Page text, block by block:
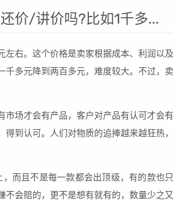
价/讲价吗?比如1千多...
右。这个价格是卖家根据成本、利润以及
多元降到两百多元，难度较大。不过，卖
市场才会有产品，客户对产品有认可才会有
到认可。人们对物质的追捧越来越狂热，
而且不是每一款都会出顶级，有的款也只
会赔的，更不是想有就有的，数量少之又